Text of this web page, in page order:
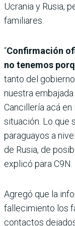
Ucrania y Rusia,
familiares.
“Confirmación
no tenemos
tanto del
nuestra
Cancillería acá
situación. Lo que
paraguayos a
de Rusia, de
explicó para C9N.
Agregó que la
fallecimiento los
contactos